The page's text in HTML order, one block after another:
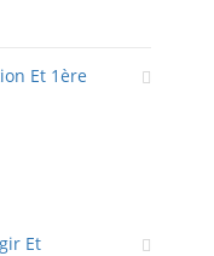
Et 1ère
Et